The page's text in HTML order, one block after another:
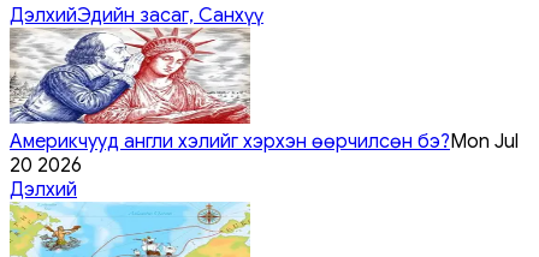
ДэлхийЭдийн засаг, Санхүү
Америкчууд англи хэлийг хэрхэн өөрчилсөн бэ?Mon Jul
20 2026
Дэлхий